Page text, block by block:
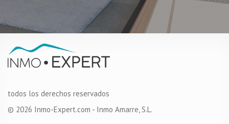
todos los derechos reservados
© 2026 Inmo-Expert.com - Inmo Amarre, S.L.